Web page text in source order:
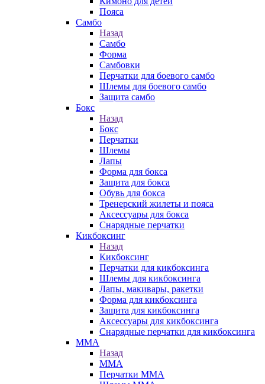
Пояса
Самбо
Назад
Самбо
Форма
Самбовки
Перчатки для боевого самбо
Шлемы для боевого самбо
Защита самбо
Бокс
Назад
Бокс
Перчатки
Шлемы
Лапы
Форма для бокса
Защита для бокса
Обувь для бокса
Тренерский жилеты и пояса
Аксессуары для бокса
Снарядные перчатки
Кикбоксинг
Назад
Кикбоксинг
Перчатки для кикбоксинга
Шлемы для кикбоксинга
Лапы, макивары, ракетки
Форма для кикбоксинга
Защита для кикбоксинга
Аксессуары для кикбоксинга
Снарядные перчатки для кикбоксинга
ММА
Назад
ММА
Перчатки ММА